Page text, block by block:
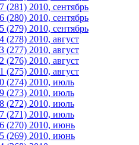
(281) 2010, сентябрь
(280) 2010, сентябрь
(279) 2010, сентябрь
(278) 2010, август
(277) 2010, август
(276) 2010, август
(275) 2010, август
(274) 2010, июль
(273) 2010, июль
(272) 2010, июль
(271) 2010, июль
(270) 2010, июнь
(269) 2010, июнь